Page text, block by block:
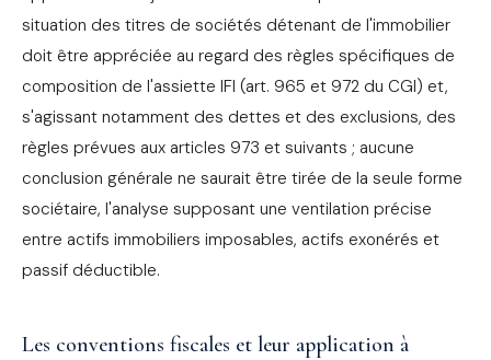
situation des titres de sociétés détenant de l'immobilier
doit être appréciée au regard des règles spécifiques de
composition de l'assiette IFI (art. 965 et 972 du CGI) et,
s'agissant notamment des dettes et des exclusions, des
règles prévues aux articles 973 et suivants ; aucune
conclusion générale ne saurait être tirée de la seule forme
sociétaire, l'analyse supposant une ventilation précise
entre actifs immobiliers imposables, actifs exonérés et
passif déductible.
Les conventions fiscales et leur application à